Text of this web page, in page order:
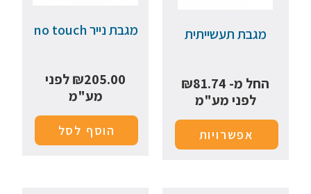
מגבת תעשייתית
החל מ- ₪81.74
לפני מע"מ
אפשרויות
מגבת נייר no touch
₪205.00
לפני
מע"מ
הוסף לסל